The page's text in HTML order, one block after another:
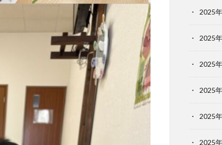
2025
2025
2025
2025
2025
2025